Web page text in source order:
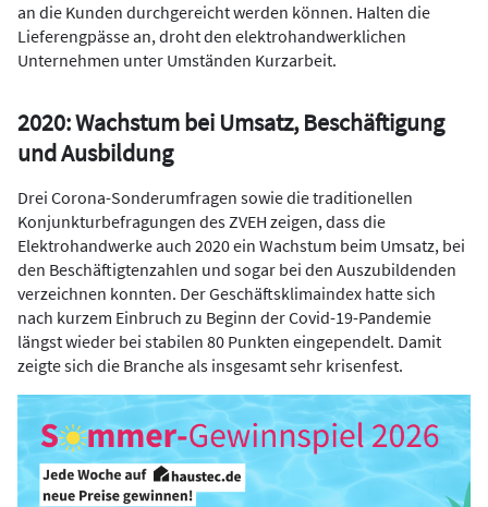
an die Kunden durchgereicht werden können. Halten die
Lieferengpässe an, droht den elektrohandwerklichen
Unternehmen unter Umständen Kurzarbeit.
2020: Wachstum bei Umsatz, Beschäftigung
und Ausbildung
Drei Corona-Sonderumfragen sowie die traditionellen
Konjunkturbefragungen des ZVEH zeigen, dass die
Elektrohandwerke auch 2020 ein Wachstum beim Umsatz, bei
den Beschäftigtenzahlen und sogar bei den Auszubildenden
verzeichnen konnten. Der Geschäftsklimaindex hatte sich
nach kurzem Einbruch zu Beginn der Covid-19-Pandemie
längst wieder bei stabilen 80 Punkten eingependelt. Damit
zeigte sich die Branche als insgesamt sehr krisenfest.